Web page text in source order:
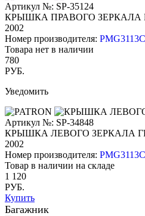
Артикул №: SP-35124
КРЫШКА ПРАВОГО ЗЕРКАЛА
2002
Номер производителя:
Товара нет в наличии
780
РУБ.
Уведомить
Артикул №: SP-34848
КРЫШКА ЛЕВОГО ЗЕРКАЛА
2002
Номер производителя:
Товар в наличии на складе
1 120
РУБ.
Купить
Багажник